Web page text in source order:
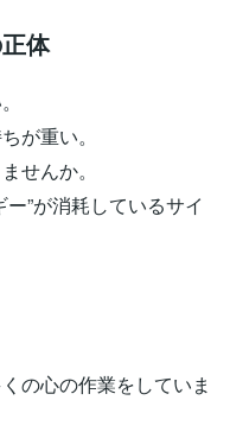
体
が重い。
せんか。
”が消耗しているサイ
の心の作業をしていま